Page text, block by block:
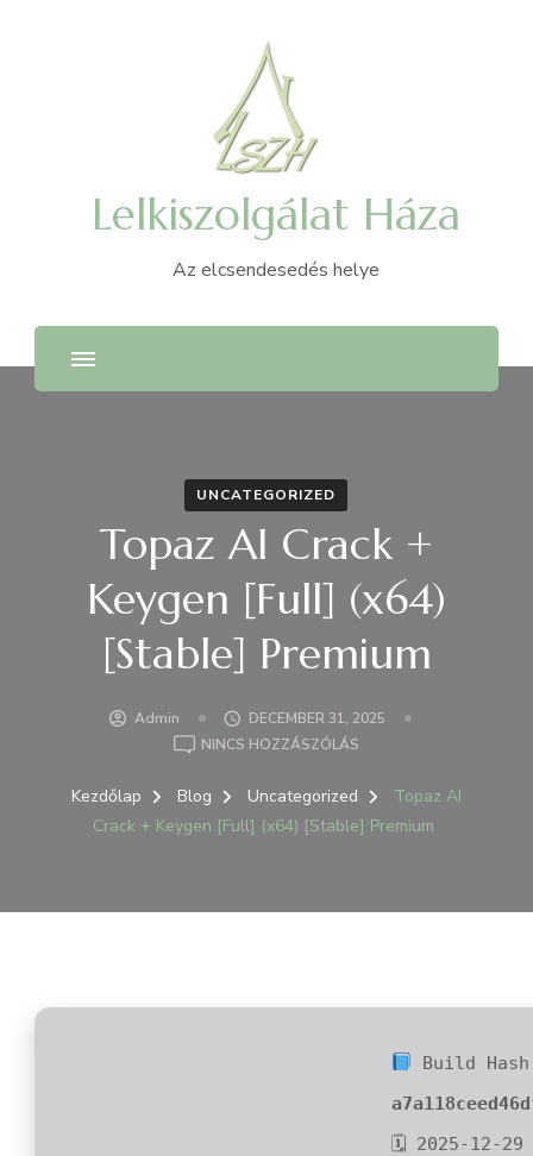
Lelkiszolgálat Háza
Az elcsendesedés helye
UNCATEGORIZED
Topaz AI Crack +
Keygen [Full] (x64)
[Stable] Premium
Admin
DECEMBER 31, 2025
NINCS HOZZÁSZÓLÁS
AI
CRACK
(X64)
Kezdőlap Blog Uncategorized
Topaz AI
Crack + Keygen [Full] (x64) [Stable] Premium
Build
🗓 2025-12-29